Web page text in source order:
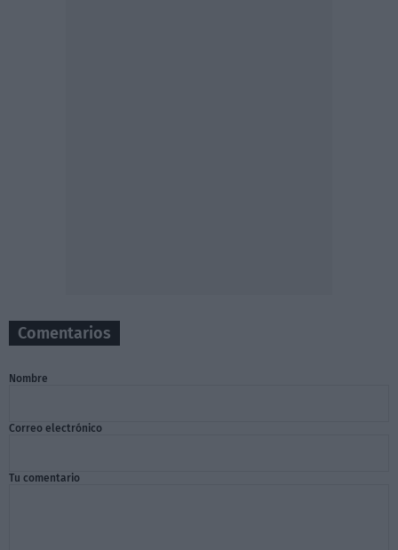
Comentarios
Nombre
Correo electrónico
Tu comentario